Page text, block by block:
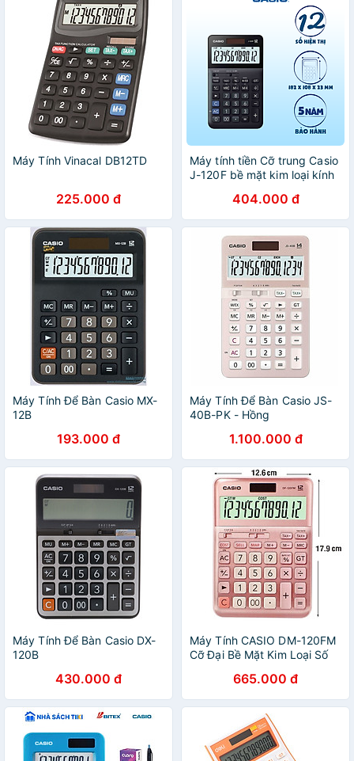
Máy Tính Vinacal DB12TD
225.000 đ
Máy tính tiền Cỡ trung Casio
J-120F bề mặt kim loại kính
404.000 đ
Máy Tính Để Bàn Casio MX-
12B
193.000 đ
Máy Tính Để Bàn Casio JS-
40B-PK - Hồng
1.100.000 đ
Máy Tính Để Bàn Casio DX-
120B
430.000 đ
Máy Tính CASIO DM-120FM
Cỡ Đại Bề Mặt Kim Loại Số
665.000 đ